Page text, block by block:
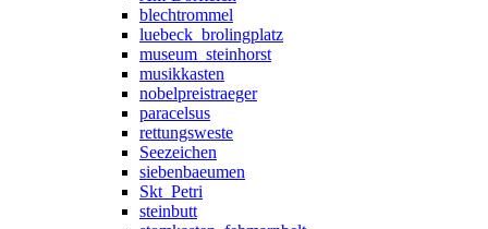
blechtrommel
luebeck_brolingplatz
museum_steinhorst
musikkasten
nobelpreistraeger
paracelsus
rettungsweste
Seezeichen
siebenbaeumen
Skt_Petri
steinbutt